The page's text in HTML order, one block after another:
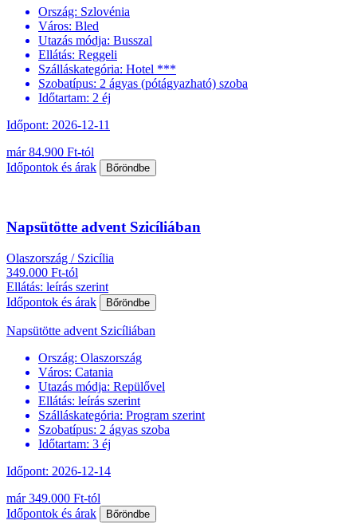
Ország: Szlovénia
Város: Bled
Utazás módja: Busszal
Ellátás: Reggeli
Szálláskategória: Hotel ***
Szobatípus: 2 ágyas (pótágyazható) szoba
Időtartam: 2 éj
Időpont: 2026-12-11
már 84.900 Ft-tól
Időpontok és árak
Bőröndbe
Napsütötte advent Szicíliában
Olaszország / Szicília
349.000 Ft-tól
Ellátás: leírás szerint
Időpontok és árak
Bőröndbe
Napsütötte advent Szicíliában
Ország: Olaszország
Város: Catania
Utazás módja: Repülővel
Ellátás: leírás szerint
Szálláskategória: Program szerint
Szobatípus: 2 ágyas szoba
Időtartam: 3 éj
Időpont: 2026-12-14
már 349.000 Ft-tól
Időpontok és árak
Bőröndbe